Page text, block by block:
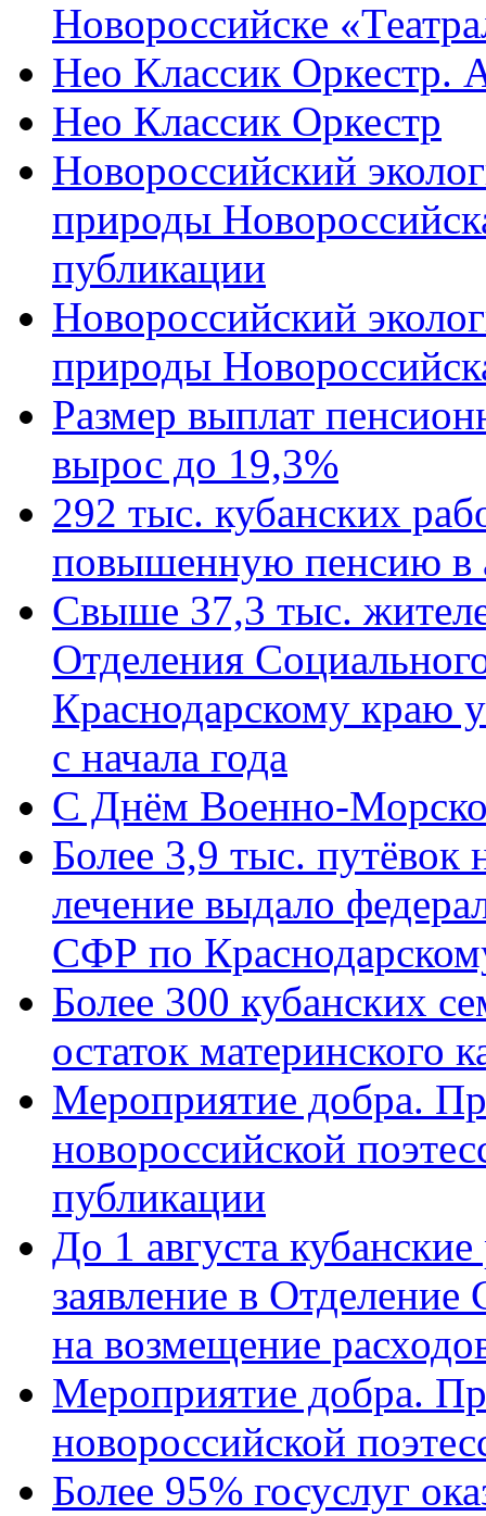
Новороссийске
Нео Классик Оркестр.
Нео Классик Оркестр
Новороссийский
природы
публикации
Новороссийский
природы
Размер выплат
вырос до 19,3%
292 тыс. кубанских
повышенную пенсию в
Свыше 37,3 тыс.
Отделения
Краснодарскому краю
с начала года
C Днём Военно-
Более 3,9 тыс. путёвок
лечение выдало
СФР по
Более 300 кубанских
остаток материнского
Мероприятие добра.
новороссийской
публикации
До 1 августа
заявление в
на возмещение
Мероприятие добра.
новороссийской
Более 95% госуслуг